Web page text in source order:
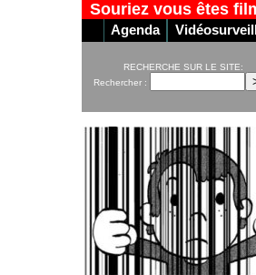
Souriez vous êtes
Agenda
RECHERCHE SUR LE SITE:
Rechercher :